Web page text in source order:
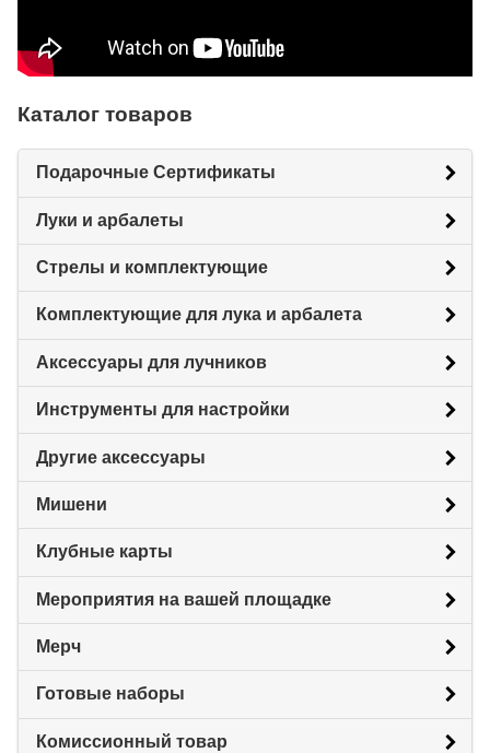
Каталог товаров
Подарочные Сертификаты
Луки и арбалеты
Стрелы и комплектующие
Комплектующие для лука и арбалета
Аксессуары для лучников
Инструменты для настройки
Другие аксессуары
Мишени
Клубные карты
Мероприятия на вашей площадке
Мерч
Готовые наборы
Комиссионный товар